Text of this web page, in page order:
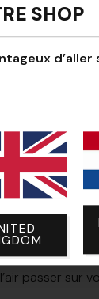
lors d’un
« bas
passer sur
SHOP
d’aller